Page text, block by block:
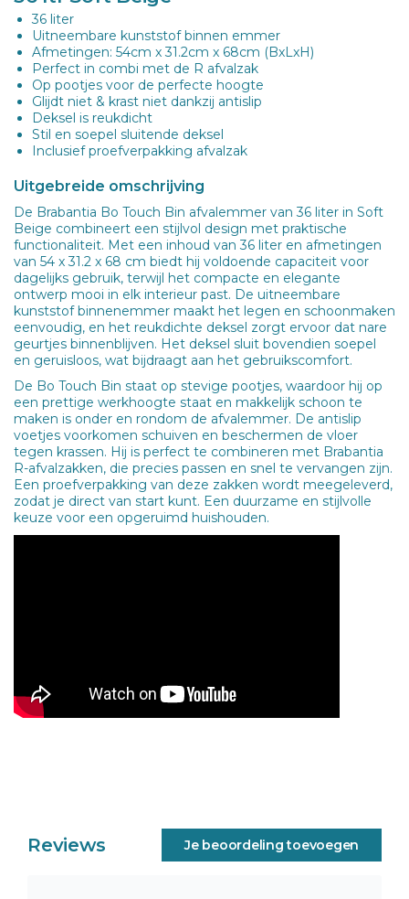
36 liter
Uitneembare kunststof binnen emmer
Afmetingen: 54cm x 31.2cm x 68cm (BxLxH)
Perfect in combi met de R afvalzak
Op pootjes voor de perfecte hoogte
Glijdt niet & krast niet dankzij antislip
Deksel is reukdicht
Stil en soepel sluitende deksel
Inclusief proefverpakking afvalzak
Uitgebreide omschrijving
De Brabantia Bo Touch Bin afvalemmer van 36 liter in Soft
Beige combineert een stijlvol design met praktische
functionaliteit. Met een inhoud van 36 liter en afmetingen
van 54 x 31.2 x 68 cm biedt hij voldoende capaciteit voor
dagelijks gebruik, terwijl het compacte en elegante
ontwerp mooi in elk interieur past. De uitneembare
kunststof binnenemmer maakt het legen en schoonmaken
eenvoudig, en het reukdichte deksel zorgt ervoor dat nare
geurtjes binnenblijven. Het deksel sluit bovendien soepel
en geruisloos, wat bijdraagt aan het gebruikscomfort.
De Bo Touch Bin staat op stevige pootjes, waardoor hij op
een prettige werkhoogte staat en makkelijk schoon te
maken is onder en rondom de afvalemmer. De antislip
voetjes voorkomen schuiven en beschermen de vloer
tegen krassen. Hij is perfect te combineren met Brabantia
R-afvalzakken, die precies passen en snel te vervangen zijn.
Een proefverpakking van deze zakken wordt meegeleverd,
zodat je direct van start kunt. Een duurzame en stijlvolle
keuze voor een opgeruimd huishouden.
Reviews Je beoordeling toevoegen